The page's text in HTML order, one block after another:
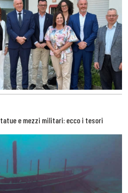
e mezzi militari: ecco i tesori